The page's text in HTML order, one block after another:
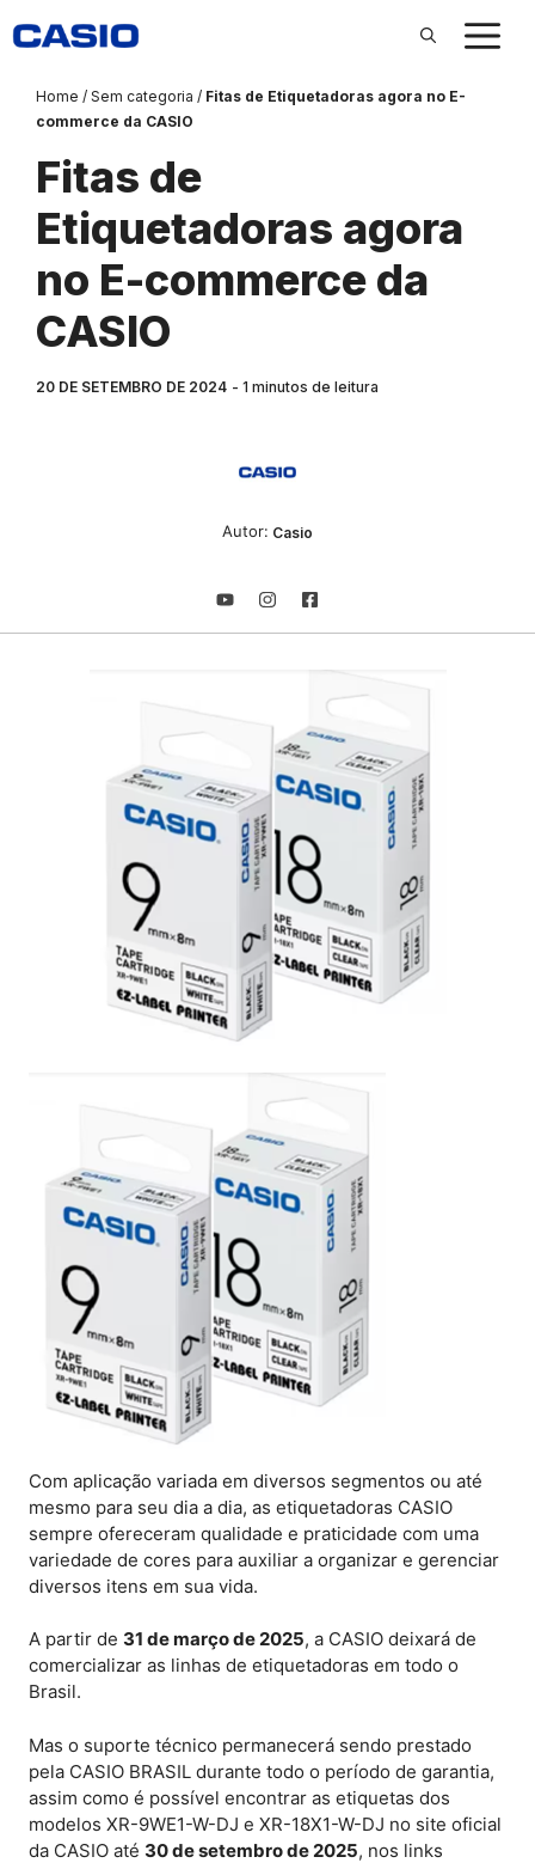
para
conteúdo
Home / Sem categoria / Fitas de Etiquetadoras agora no E-
commerce da CASIO
Fitas de
Etiquetadoras agora
no E-commerce da
CASIO
20 DE SETEMBRO DE 2024 1 minutos de leitura
Autor:‎‎‎‎‎‎‎‎‎ Casio
Com aplicação variada em diversos segmentos ou até
mesmo para seu dia a dia, as etiquetadoras CASIO
sempre ofereceram qualidade e praticidade com uma
variedade de cores para auxiliar a organizar e gerenciar
diversos itens em sua vida.
A partir de 31 de março de 2025, a CASIO deixará de
comercializar as linhas de etiquetadoras em todo o
Brasil.
Mas o suporte técnico permanecerá sendo prestado
pela CASIO BRASIL durante todo o período de garantia,
assim como é possível encontrar as etiquetas dos
modelos XR-9WE1-W-DJ e XR-18X1-W-DJ no site oficial
da CASIO até 30 de setembro de 2025, nos links